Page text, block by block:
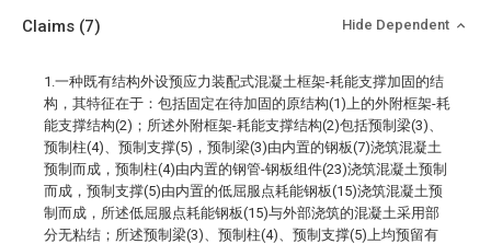
Claims (7) Hide Dependent
1.一种既有结构外设预应力装配式混凝土框架-耗能支撑加固的结
构，其特征在于：包括固定在待加固的原结构(1)上的外附框架-耗
能支撑结构(2)；所述外附框架-耗能支撑结构(2)包括预制梁(3)、
预制柱(4)、预制支撑(5)，预制梁(3)由内置的钢板(7)浇筑混凝土
预制而成，预制柱(4)由内置的钢管-钢板组件(23)浇筑混凝土预制
而成，预制支撑(5)由内置的低屈服点耗能钢板(15)浇筑混凝土预
制而成，所述低屈服点耗能钢板(15)与外部浇筑的混凝土采用部
分无粘结；所述预制梁(3)、预制柱(4)、预制支撑(5)上均预留有